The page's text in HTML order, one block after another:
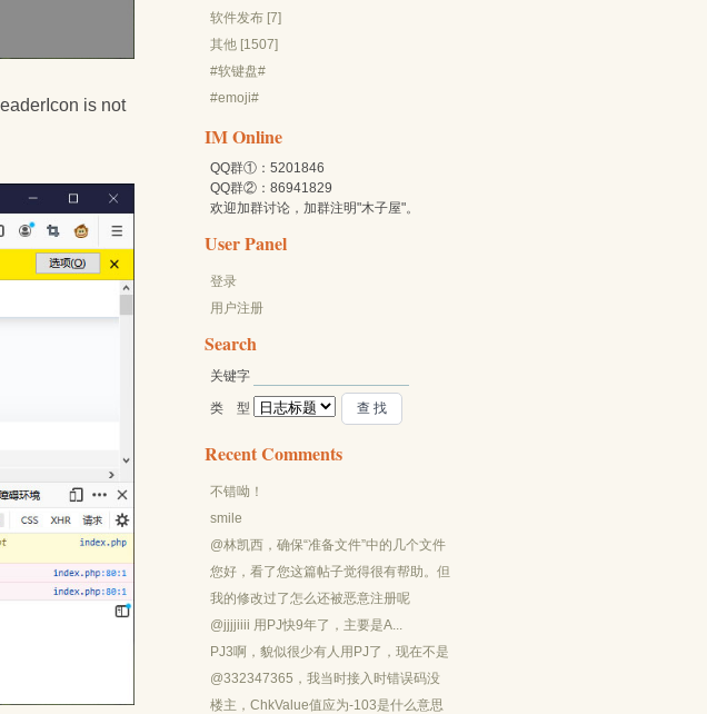
is not
软件发布 [7]
其他 [1507]
#软键盘#
#emoji#
IM Online
QQ群①：5201846
QQ群②：86941829
欢迎加群讨论，加群注明"木子屋"。
User Panel
登录
用户注册
Search
关键字
类 型
Recent Comments
不错呦！
smile
@林凯西，确保“准备文件”中的几个文件
都有安装，S...
您好，看了您这篇帖子觉得很有帮助。但
是有个问题想请...
我的修改过了怎么还被恶意注册呢
@jjjjiiii 用PJ快9年了，主要是A...
PJ3啊，貌似很少有人用PJ了，现在不是
WP就是z...
@332347365，我当时接入时错误码没
有-10...
楼主，ChkValue值应为-103是什么意思